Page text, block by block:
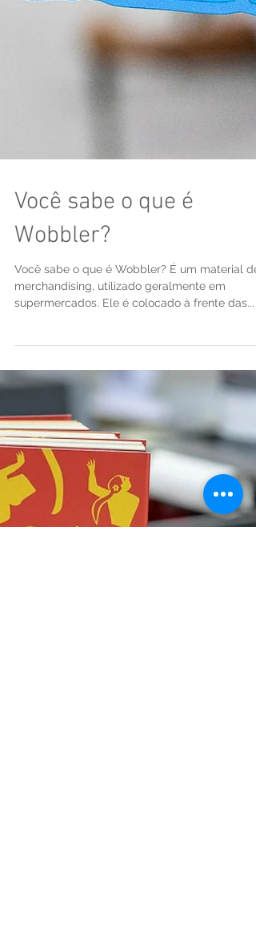
Você sabe o que é
Wobbler?
Você sabe o que é Wobbler? É um material de
merchandising, utilizado geralmente em